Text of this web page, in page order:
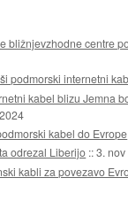
bližnjevzhodne centre
podmorski internetni
kabel blizu Jemna
kabel do Evrope
odrezal Liberijo ::3.
kabli za povezavo